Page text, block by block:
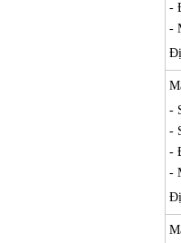
-
-
-
-
-
-